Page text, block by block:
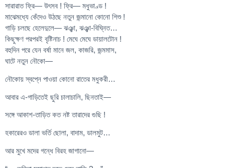
সারারাত ফ্রি— উৎসব ! ফ্রি— মধুভাণ্ড !
মাঝেমধ্যে কেঁদেও উঠছে নতুন জন্মানো কোনো শিশু !
গাড়ি চলছে হেলেদুলে— ঝঞ্ঝা, ঝঞ্ঝা-বিঘ্নিত…
কিছুক্ষণ পরপরই বৃষ্টিনাচ ! মেঘে মেঘে ডায়ালটোন !
বহুদিন পরে যেন বর্ষা মানে জল, কাজরি, জন্মমাস,
ঘাটে নতুন নৌকো—
নৌকোয় স্বপ্নে পাওয়া কোনো রাতের মধুকরী…
আবার এ-গাড়িতেই ছুরি চালাচালি, ছিনতাই—
সঙ্গে আকাশ-তাড়িত কত নষ্ট তারাদের গুছি !
হকারেরও ডালা ভর্তি ছোলা, বাদাম, ডালমুট…
আর মুখে মদের গন্ধে বিরহ জাগানো—